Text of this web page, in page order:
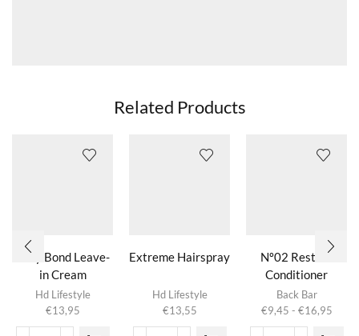
Related Products
Silky Bond Leave-
in Cream
Hd Lifestyle
€13,95
Extreme Hairspray
Hd Lifestyle
€13,55
Nº02 Restore
Conditioner
Betacarotene
Back Bar
€9,45 - €16,95
heeft
meerdere